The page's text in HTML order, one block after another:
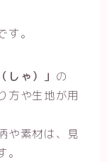
。
しゃ）」 の
方や生地が用
や素材は、見